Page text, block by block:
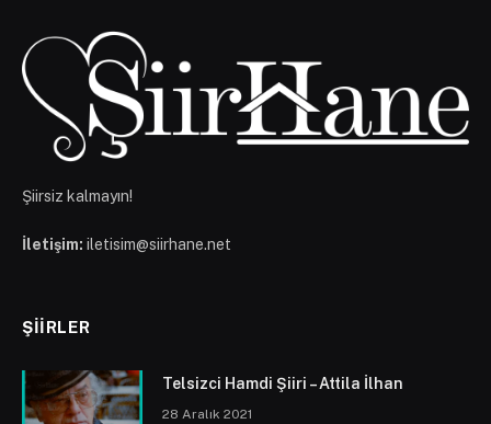
Şiirsiz kalmayın!
İletişim: iletisim@siirhane.net
ŞIIRLER
Telsizci Hamdi Şiiri – Attila İlhan
28 Aralık 2021